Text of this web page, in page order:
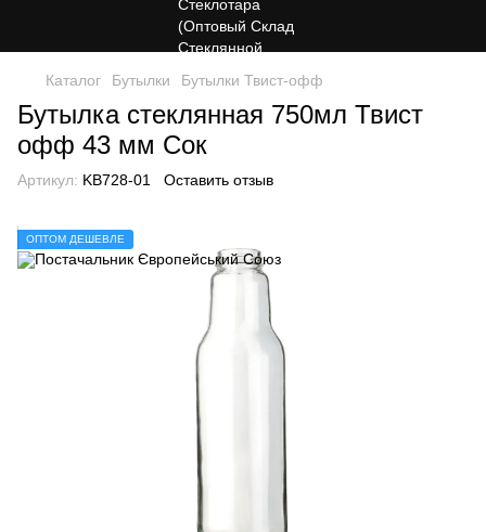
Каталог Бутылки Бутылки Твист-офф
Бутылка стеклянная 750мл Твист
офф 43 мм Сок
Артикул: KB728-01 Оставить отзыв
ОПТОМ ДЕШЕВЛЕ